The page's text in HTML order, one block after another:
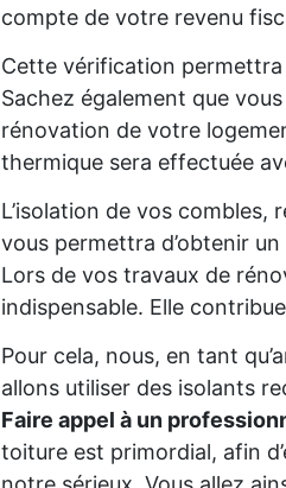
compte de votre revenu
Cette vérification permettra
Sachez également que
rénovation de votre
thermique sera effectuée
L’isolation de vos combles,
vous permettra d’obtenir un
Lors de vos travaux de
indispensable. Elle
Pour cela, nous, en tant
allons utiliser des isolants
Faire appel à un
toiture est primordial, afin